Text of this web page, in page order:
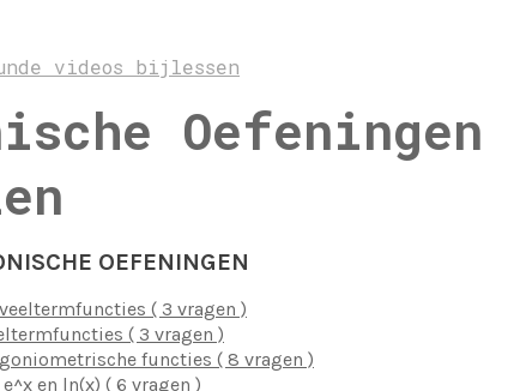
videos bijlessen
Oefeningen
OEFENINGEN
( 3 vragen )
( 3 vragen )
functies ( 8 vragen )
en ln(x) ( 6 vragen )